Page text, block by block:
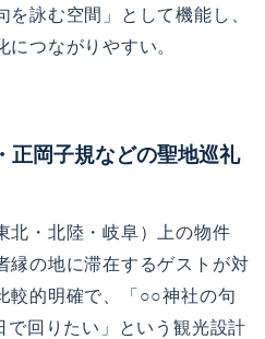
詠む空間」として機能し、
つながりやすい。
正岡子規などの聖地巡礼
北・北陸・岐阜）上の物件
縁の地に滞在するゲストが対
較的明確で、「○○神社の句
回りたい」という観光設計